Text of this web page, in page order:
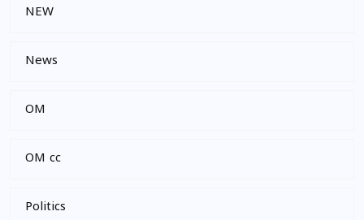
NEW
News
OM
OM cc
Politics